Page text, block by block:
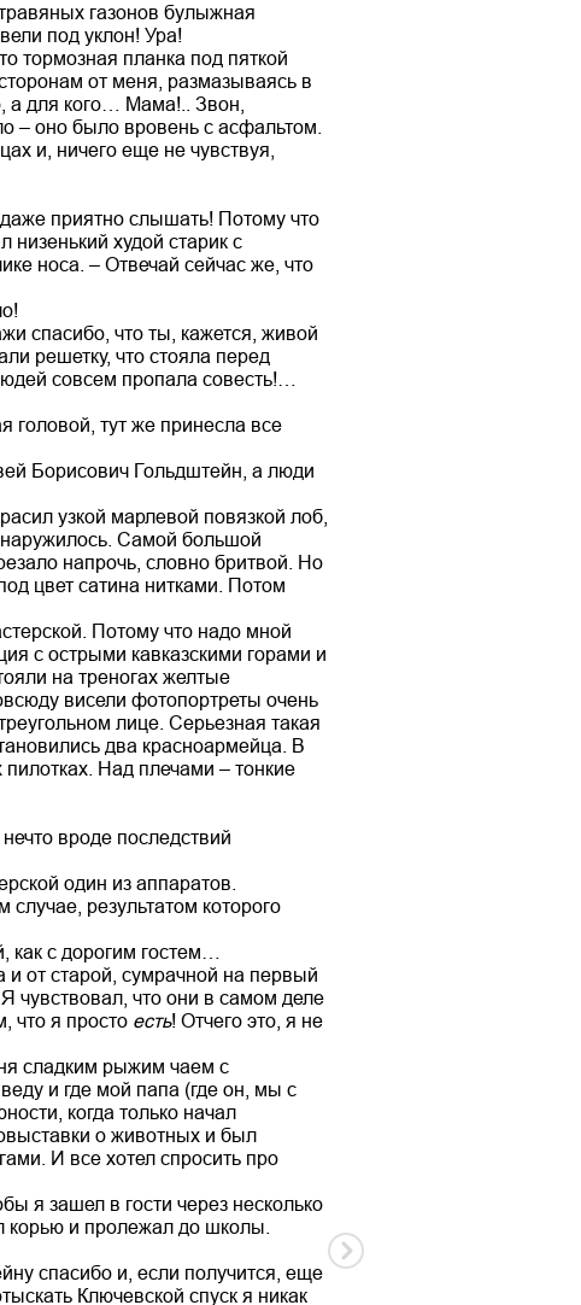
газонов булыжная
под уклон! Ура!
тормозная планка под пяткой
от меня, размазываясь в
а для кого… Мама!.. Звон,
– оно было вровень с асфальтом.
и, ничего еще не чувствуя,
приятно слышать! Потому что
низенький худой старик с
носа. – Отвечай сейчас же, что
спасибо, что ты, кажется, живой
решетку, что стояла перед
совсем пропала совесть!…
головой, тут же принесла все
Борисович Гольдштейн, а люди
узкой марлевой повязкой лоб,
Самой большой
напрочь, словно бритвой. Но
цвет сатина нитками. Потом
Потому что надо мной
с острыми кавказскими горами и
на треногах желтые
висели фотопортреты очень
лице. Серьезная такая
два красноармейца. В
Над плечами – тонкие
вроде последствий
один из аппаратов.
результатом которого
как с дорогим гостем…
от старой, сумрачной на первый
чувствовал, что они в самом деле
что я просто есть! Отчего это, я не
сладким рыжим чаем с
и где мой папа (где он, мы с
когда только начал
о животных и был
И все хотел спросить про
я зашел в гости через несколько
корью и пролежал до школы.
спасибо и, если получится, еще
Ключевской спуск я никак